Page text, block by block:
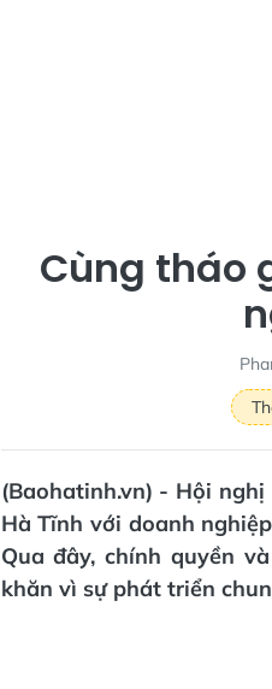
Cùng tháo
(Baohatinh.vn) - Hội
Hà Tĩnh với doanh
Qua đây, chính quyền
khăn vì sự phát triển